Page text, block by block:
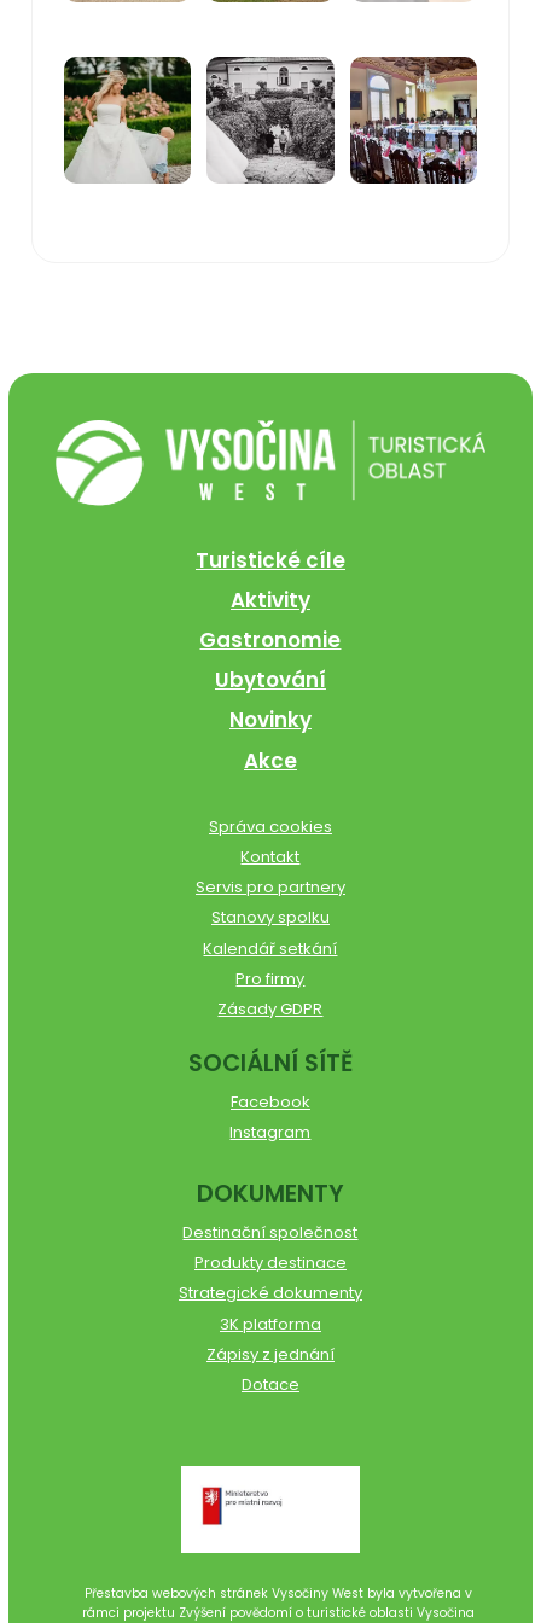
Turistické cíle
Aktivity
Gastronomie
Ubytování
Novinky
Akce
Správa cookies
Kontakt
Servis pro partnery
Stanovy spolku
Kalendář setkání
Pro firmy
Zásady GDPR
SOCIÁLNÍ SÍTĚ
Facebook
Instagram
DOKUMENTY
Destinační společnost
Produkty destinace
Strategické dokumenty
3K platforma
Zápisy z jednání
Dotace
Přestavba webových stránek Vysočiny West byla vytvořena v
rámci projektu Zvýšení povědomí o turistické oblasti Vysočina